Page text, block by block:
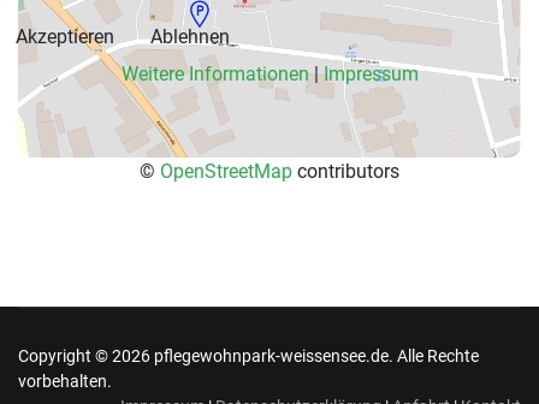
© OpenStreetMap contributors
Copyright © 2026 pflegewohnpark-weissensee.de. Alle Rechte
vorbehalten.
Akzeptieren
Ablehnen
Weitere Informationen|Impressum